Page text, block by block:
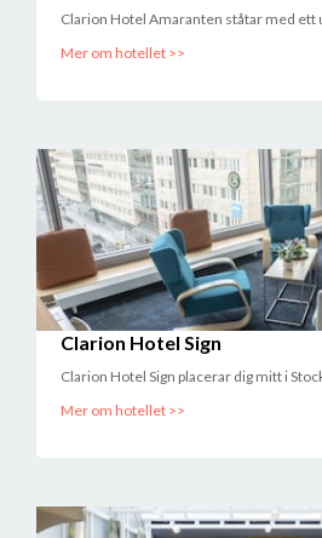
Clarion Hotel Amaranten ståtar med ett
Mer om hotellet >>
Clarion Hotel Sign
Clarion Hotel Sign placerar dig mitt i
Mer om hotellet >>